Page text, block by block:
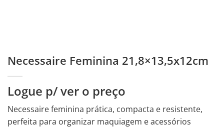
Necessaire Feminina 21,8×13,5x12cm
Logue p/ ver o preço
Necessaire feminina prática, compacta e resistente,
perfeita para organizar maquiagem e acessórios